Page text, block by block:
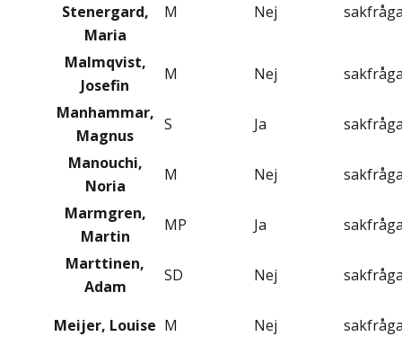
Stenergard,
Maria
M Nej
Malmqvist,
Josefin
M Nej
Manhammar,
Magnus
S Ja
Manouchi,
Noria
M Nej
Marmgren,
Martin
MP Ja
Marttinen,
Adam
SD Nej
Meijer, Louise M Nej